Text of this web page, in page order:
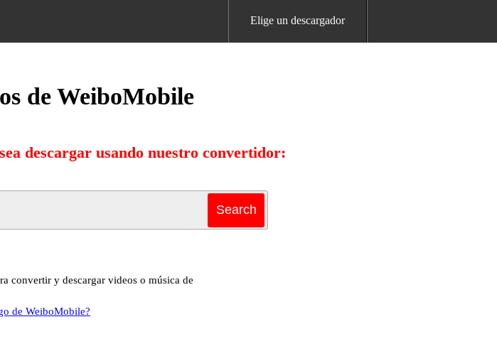
Elige un descargador
de WeiboMobile
descargar usando nuestro convertidor:
convertir y descargar videos o música de
de WeiboMobile?